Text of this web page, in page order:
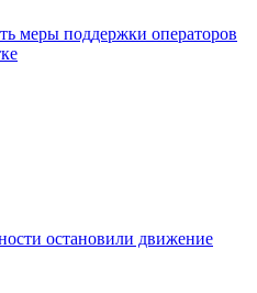
меры поддержки операторов
остановили движение